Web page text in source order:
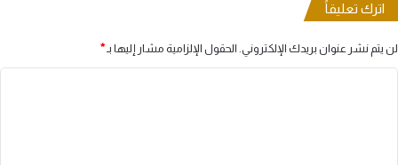
اترك تعليقاً
لن يتم نشر عنوان بريدك الإلكتروني. الحقول الإلزامية مشار إليها بـ*